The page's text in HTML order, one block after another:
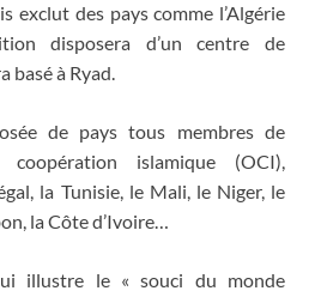
exclut des pays comme l’Algérie
disposera d’un centre de
basé à Ryad.
de pays tous membres de
coopération islamique (OCI),
la Tunisie, le Mali, le Niger, le
la Côte d’Ivoire…
illustre le « souci du monde